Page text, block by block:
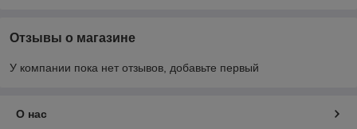
Отзывы о магазине
У компании пока нет отзывов, добавьте первый
О нас